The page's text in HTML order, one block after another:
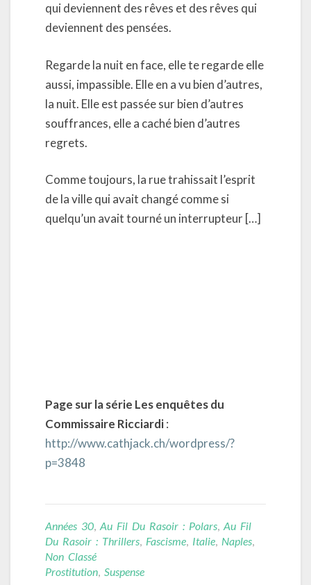
qui deviennent des rêves et des rêves qui
deviennent des pensées.
Regarde la nuit en face, elle te regarde elle
aussi, impassible. Elle en a vu bien d’autres,
la nuit. Elle est passée sur bien d’autres
souffrances, elle a caché bien d’autres
regrets.
Comme toujours, la rue trahissait l’esprit
de la ville qui avait changé comme si
quelqu’un avait tourné un interrupteur […]
Page sur la série Les enquêtes du
Commissaire Ricciardi:
http://www.cathjack.ch/wordpress/?
p=3848
Années 30, Au Fil Du Rasoir : Polars, Au Fil
Du Rasoir : Thrillers, Fascisme, Italie, Naples,
Non Classé
Prostitution, Suspense